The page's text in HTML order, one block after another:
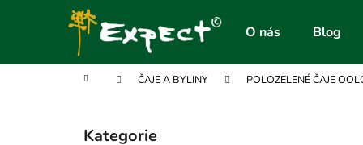
O nás Blog
Domů ČAJE A BYLINY POLOZELENÉ ČAJE
Přeskočit
Kategorie
í
Zpět
do
Zpět
do